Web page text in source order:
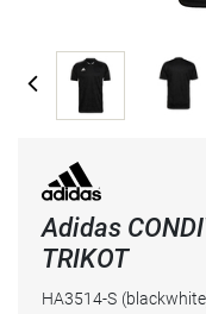
Adidas
TRIKOT
HA3514-S